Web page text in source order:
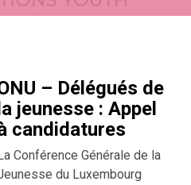
– Délégués de
la jeunesse : Appel
candidatures
Conférence Générale de la
du Luxembourg